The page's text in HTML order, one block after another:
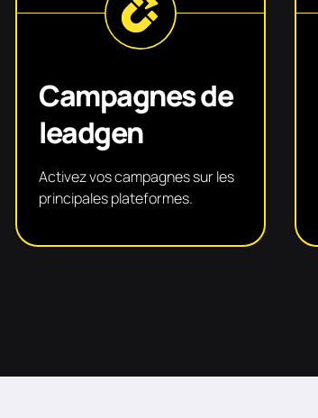
Campagnes de
leadgen
Activez vos campagnes sur les
principales plateformes.